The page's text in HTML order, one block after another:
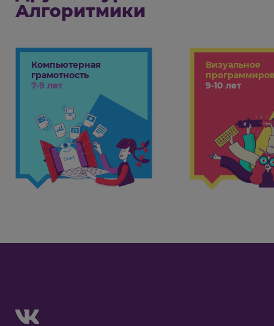
выберете, а также от возможных льгот и текущих скидок.
Алгоритмики
Компьютерная
грамотность
7-9 лет
Визуальное
9-10 лет